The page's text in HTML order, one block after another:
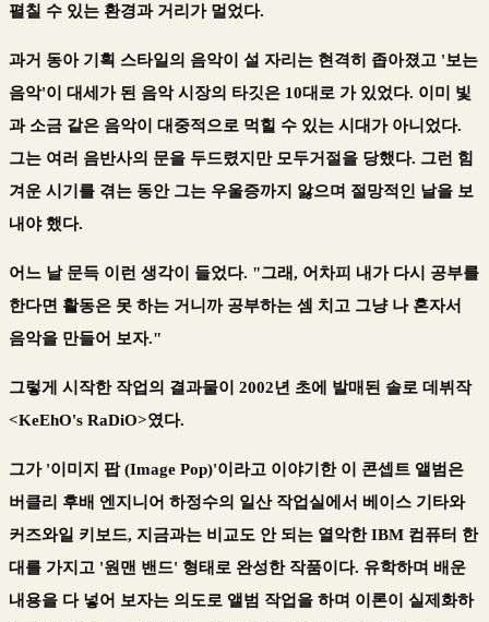
펼칠 수 있는 환경과 거리가 멀었다.
과거 동아 기획 스타일의 음악이 설 자리는 현격히 좁아졌고 '보는
음악'이 대세가 된 음악 시장의 타깃은 10대로 가 있었다. 이미 빛
과 소금 같은 음악이 대중적으로 먹힐 수 있는 시대가 아니었다.
그는 여러 음반사의 문을 두드렸지만 모두거절을 당했다. 그런 힘
겨운 시기를 겪는 동안 그는 우울증까지 앓으며 절망적인 날을 보
내야 했다.
어느 날 문득 이런 생각이 들었다. "그래, 어차피 내가 다시 공부를
한다면 활동은 못 하는 거니까 공부하는 셈 치고 그냥 나 혼자서
음악을 만들어 보자."
그렇게 시작한 작업의 결과물이 2002년 초에 발매된 솔로 데뷔작
<KeEhO's RaDiO>였다.
그가 '이미지 팝 (Image Pop)'이라고 이야기한 이 콘셉트 앨범은
버클리 후배 엔지니어 하정수의 일산 작업실에서 베이스 기타와
커즈와일 키보드, 지금과는 비교도 안 되는 열악한 IBM 컴퓨터 한
대를 가지고 '원맨 밴드' 형태로 완성한 작품이다. 유학하며 배운
내용을 다 넣어 보자는 의도로 앨범 작업을 하며 이론이 실제화하